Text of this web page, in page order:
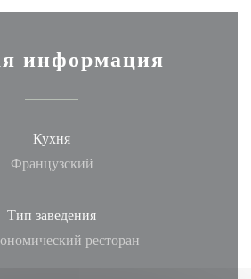
информация
Кухня
Французский
Тип заведения
ресторан